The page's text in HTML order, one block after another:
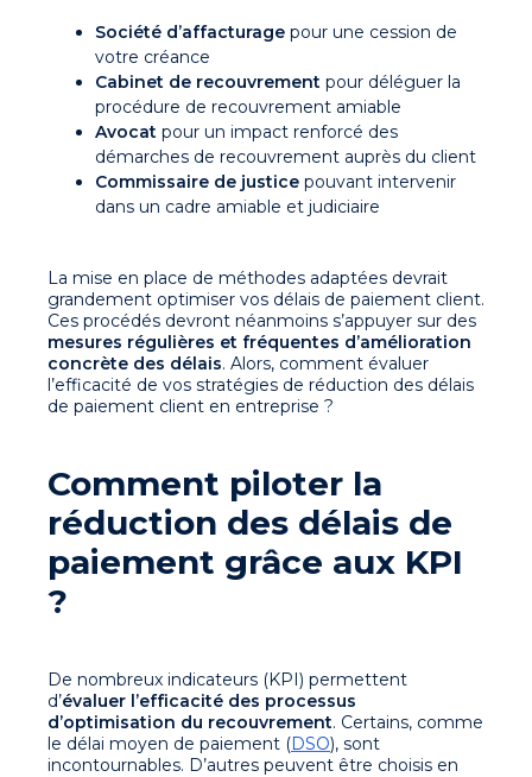
Société d’affacturage pour une cession de
votre créance
Cabinet de recouvrement pour déléguer la
procédure de recouvrement amiable
Avocat pour un impact renforcé des
démarches de recouvrement auprès du client
Commissaire de justice pouvant intervenir
dans un cadre amiable et judiciaire
La mise en place de méthodes adaptées devrait
grandement optimiser vos délais de paiement client.
Ces procédés devront néanmoins s’appuyer sur des
mesures régulières et fréquentes d’amélioration
concrète des délais. Alors, comment évaluer
l’efficacité de vos stratégies de réduction des délais
de paiement client en entreprise ?
Comment piloter la
réduction des délais de
paiement grâce aux KPI
?
De nombreux indicateurs (KPI) permettent
d’évaluer l’efficacité des processus
d’optimisation du recouvrement. Certains, comme
le délai moyen de paiement (DSO), sont
incontournables. D’autres peuvent être choisis en